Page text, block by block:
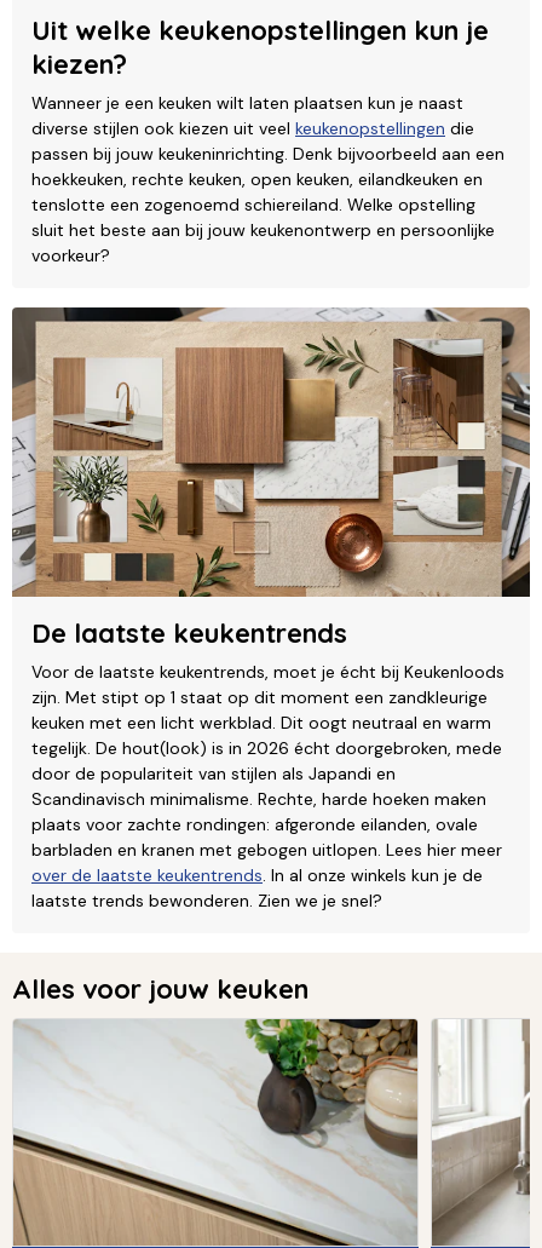
Uit welke keukenopstellingen kun je
kiezen?
Wanneer je een keuken wilt laten plaatsen kun je naast
diverse stijlen ook kiezen uit veel keukenopstellingen die
passen bij jouw keukeninrichting. Denk bijvoorbeeld aan een
hoekkeuken, rechte keuken, open keuken, eilandkeuken en
tenslotte een zogenoemd schiereiland. Welke opstelling
sluit het beste aan bij jouw keukenontwerp en persoonlijke
voorkeur?
De laatste keukentrends
Voor de laatste keukentrends, moet je écht bij Keukenloods
zijn. Met stipt op 1 staat op dit moment een zandkleurige
keuken met een licht werkblad. Dit oogt neutraal en warm
tegelijk. De hout(look) is in 2026 écht doorgebroken, mede
door de populariteit van stijlen als Japandi en
Scandinavisch minimalisme. Rechte, harde hoeken maken
plaats voor zachte rondingen: afgeronde eilanden, ovale
barbladen en kranen met gebogen uitlopen. Lees hier meer
over de laatste keukentrends. In al onze winkels kun je de
laatste trends bewonderen. Zien we je snel?
Alles voor jouw keuken